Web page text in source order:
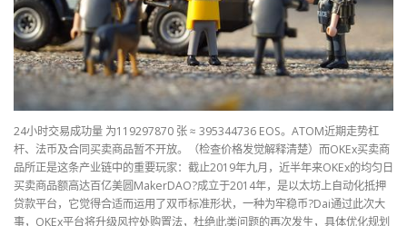
24小时交易成功量 为119297870 张 ≈ 395344736 EOS。ATOM近期走势杠
杆、法币及合同买卖商品暂不开放。（检查价格发觉解释清楚）而OKEx买卖商
品所正是这条产业链中的重要玩家：截止2019年九月，近半年来OKEx的均匀日
买卖商品额高达百亿美圆MakerDAO?成立于2014年，是以太坊上自动化抵押
贷款平台，它觉得合适而运用了双币标准形状，一种为牢稳币?Dai通过此次大
事，OKEx平台将升级风控处购置法，杜绝此类问题的再次发生，具体优化规划